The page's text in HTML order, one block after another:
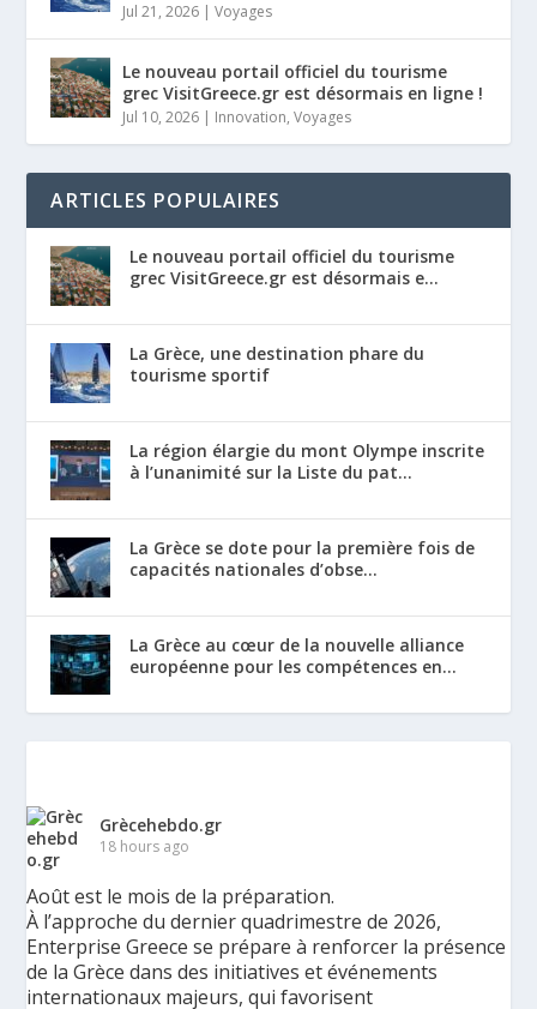
Jul 21, 2026 |Voyages
Le nouveau portail officiel du tourisme
grec VisitGreece.gr est désormais en ligne !
Jul 10, 2026 | Innovation,Voyages
ARTICLES POPULAIRES
Le nouveau portail officiel du tourisme
grec VisitGreece.gr est désormais e...
La Grèce, une destination phare du
tourisme sportif
La région élargie du mont Olympe inscrite
à l’unanimité sur la Liste du pat...
La Grèce se dote pour la première fois de
capacités nationales d’obse...
La Grèce au cœur de la nouvelle alliance
européenne pour les compétences en...
Grècehebdo.gr
18 hours ago
Août est le mois de la préparation.
À l’approche du dernier quadrimestre de 2026,
Enterprise Greece se prépare à renforcer la présence
de la Grèce dans des initiatives et événements
internationaux majeurs, qui favorisent